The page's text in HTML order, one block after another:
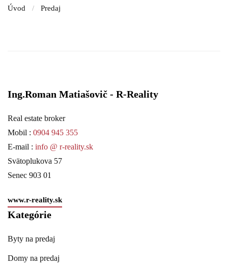
Úvod Predaj
Ing.Roman Matiašovič - R-Reality
Real estate broker
Mobil : 0904 945 355
E-mail : info @ r-reality.sk
Svätoplukova 57
Senec 903 01
www.r-reality.sk
Kategórie
Byty na predaj
Domy na predaj